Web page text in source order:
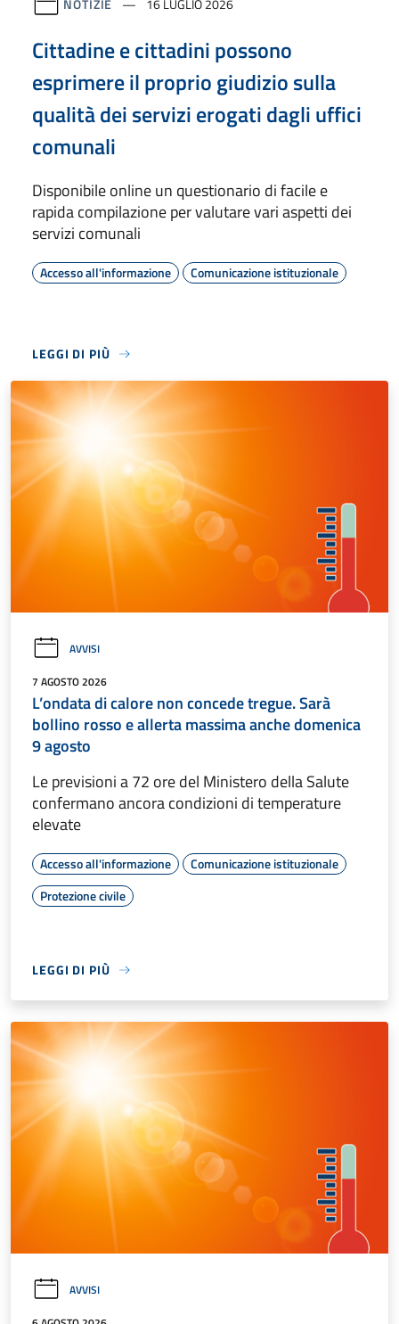
Cittadine e cittadini possono
esprimere il proprio giudizio sulla
qualità dei servizi erogati dagli uffici
comunali
Disponibile online un questionario di facile e
rapida compilazione per valutare vari aspetti dei
servizi comunali
Accesso all'informazione Comunicazione istituzionale
LEGGI DI PIÙ
AVVISI
7 AGOSTO 2026
L’ondata di calore non concede tregue. Sarà
bollino rosso e allerta massima anche domenica
9 agosto
Le previsioni a 72 ore del Ministero della Salute
confermano ancora condizioni di temperature
elevate
Accesso all'informazione
Comunicazione istituzionale
Protezione civile
LEGGI DI PIÙ
AVVISI